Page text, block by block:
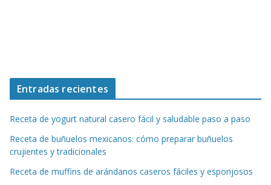
Entradas recientes
Receta de yogurt natural casero fácil y saludable paso a paso
Receta de buñuelos mexicanos: cómo preparar buñuelos
crujientes y tradicionales
Receta de muffins de arándanos caseros fáciles y esponjosos